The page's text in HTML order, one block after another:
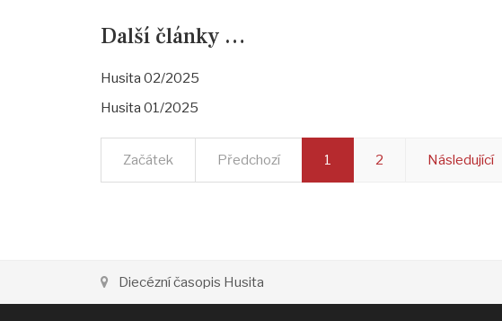
Další články …
Husita 02/2025
Husita 01/2025
Začátek Předchozí 1 2 Následující
Diecézní časopis Husita